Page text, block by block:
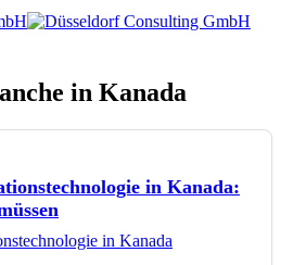
in Kanada
in Kanada: